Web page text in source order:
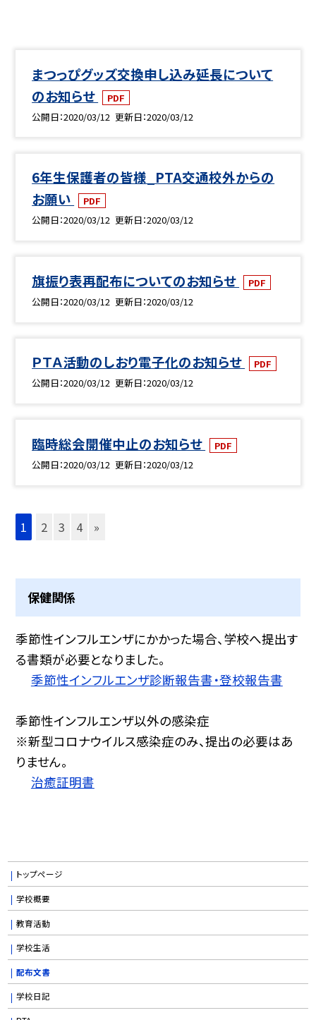
まつっぴグッズ交換申し込み延長について
のお知らせ
PDF
公開日 2020/03/12 更新日 2020/03/12
6年生保護者の皆様_PTA交通校外からの
お願い
PDF
公開日 2020/03/12 更新日 2020/03/12
旗振り表再配布についてのお知らせ
PDF
公開日 2020/03/12 更新日 2020/03/12
ＰＴＡ活動のしおり電子化のお知らせ
PDF
公開日 2020/03/12 更新日 2020/03/12
臨時総会開催中止のお知らせ
PDF
公開日 2020/03/12 更新日 2020/03/12
1 2 3 4 »
保健関係
季節性インフルエンザにかかった場合、学校へ提出す
る書類が必要となりました。
季節性インフルエンザ診断報告書・登校報告書
季節性インフルエンザ以外の感染症
※新型コロナウイルス感染症のみ、提出の必要はあ
りません。
治癒証明書
トップページ
学校概要
教育活動
学校生活
配布文書
学校日記